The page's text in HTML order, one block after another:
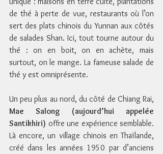
de thé à perte de vue, restaurants où l’on
sert des plats chinois du Yunnan aux côtés
de salades Shan. Ici, tout tourne autour du
thé : on en boit, on en achète, mais
surtout, on le mange. La fameuse salade de
thé y est omniprésente.
Mae Salong (aujourd’hui appelée
Santikhiri) offre une expérience semblable.
Là encore, un village chinois en Thaïlande,
créé dans les années 1950 par d’anciens